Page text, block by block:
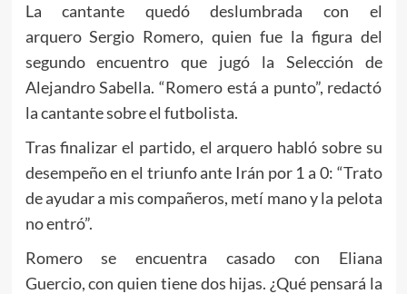
La cantante quedó deslumbrada con el
arquero Sergio Romero, quien fue la figura del
segundo encuentro que jugó la Selección de
Alejandro Sabella. “Romero está a punto”, redactó
la cantante sobre el futbolista.
Tras finalizar el partido, el arquero habló sobre su
desempeño en el triunfo ante Irán por 1 a 0: “Trato
de ayudar a mis compañeros, metí mano y la pelota
no entró”.
Romero se encuentra casado con Eliana
Guercio, con quien tiene dos hijas. ¿Qué pensará la